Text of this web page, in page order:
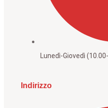
Lunedì-Giovedì
Indirizzo